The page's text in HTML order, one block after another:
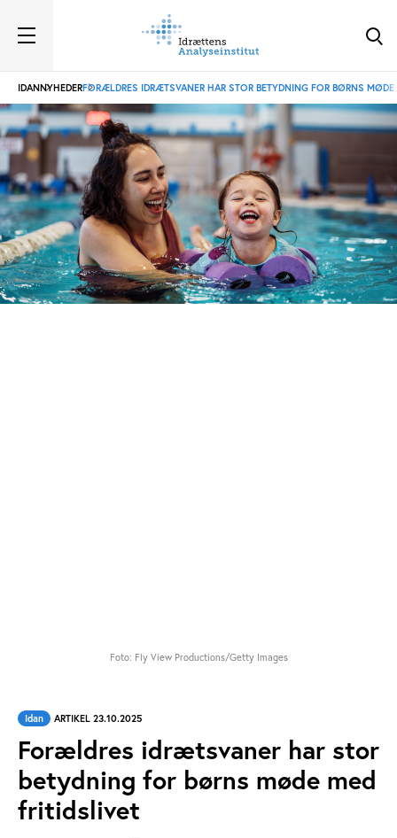
IDANNYHEDERFORÆLDRES IDRÆTSVANER HAR STOR BETYDNING FOR BØRNS MØDE
Foto: Fly View Productions/Getty Images
Idan ARTIKEL 23.10.2025
Forældres idrætsvaner har stor
betydning for børns møde med
fritidslivet